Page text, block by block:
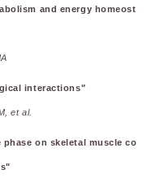
and energy homeost
interactions"
et al.
on skeletal muscle co